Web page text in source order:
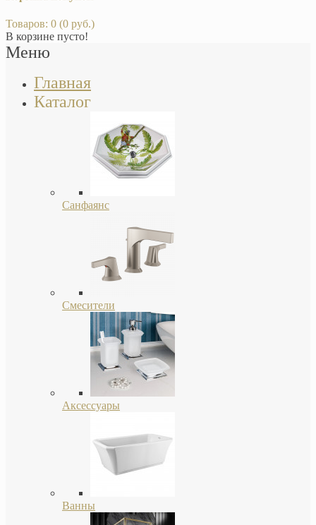
Товаров: 0 (0 руб.)
В корзине пусто!
Меню
Главная
Каталог
Санфаянс
Смесители
Аксессуары
Ванны